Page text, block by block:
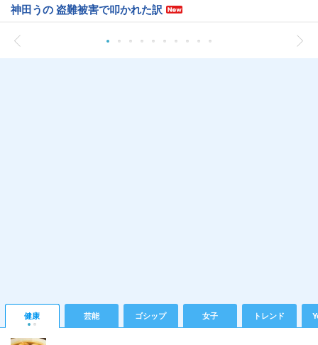
神田うの 盗難被害で叩かれた訳
健康 芸能 ゴシップ 女子 トレンド